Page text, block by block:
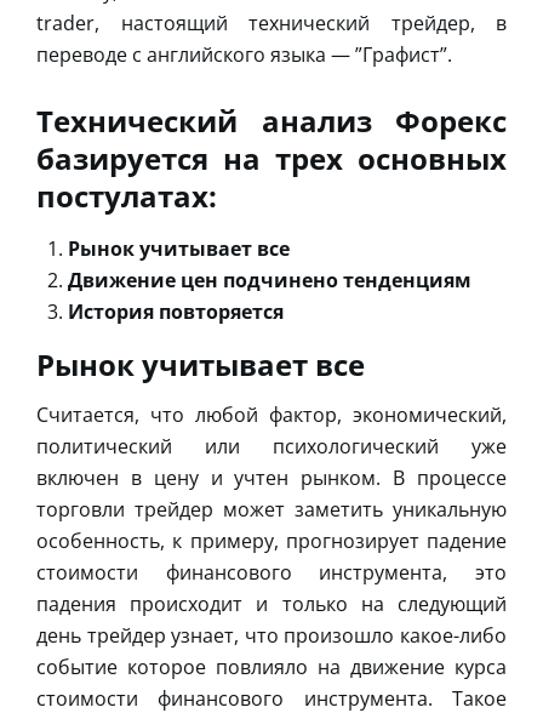
trader, настоящий технический трейдер, в
переводе с английского языка — ”Графист”.
Технический анализ Форекс
базируется на трех основных
постулатах:
Рынок учитывает все
Движение цен подчинено тенденциям
История повторяется
Рынок учитывает все
Считается, что любой фактор, экономический,
политический или психологический уже
включен в цену и учтен рынком. В процессе
торговли трейдер может заметить уникальную
особенность, к примеру, прогнозирует падение
стоимости финансового инструмента, это
падения происходит и только на следующий
день трейдер узнает, что произошло какое-либо
событие которое повлияло на движение курса
стоимости финансового инструмента. Такое